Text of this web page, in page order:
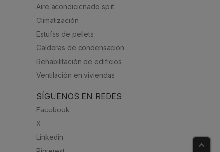
Aire acondicionado split
Climatización
Estufas de pellets
Calderas de condensación
Rehabilitación de edificios
Ventilación en viviendas
SÍGUENOS EN REDES
Facebook
X
Linkedin